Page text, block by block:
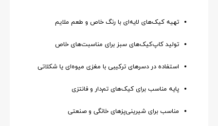
تهیه کیک‌های لایه‌ای با رنگ خاص و طعم ملایم
تولید کاپ‌کیک‌های سبز برای مناسبت‌های خاص
استفاده در دسرهای ترکیبی با مغزی میوه‌ای یا شکلاتی
پایه مناسب برای کیک‌های تم‌دار و فانتزی
مناسب برای شیرینی‌پزهای خانگی و صنعتی